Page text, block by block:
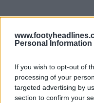
Personal Information
If you wish to opt-out of
processing of your
targeted advertising by
section to confirm your